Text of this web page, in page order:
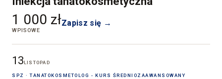
1 000 zł
WPISOWE
Zapisz się →
13LISTOPAD
SPZ · TANATOKOSMETOLOG - KURS ŚREDNIOZAAWANSOWANY